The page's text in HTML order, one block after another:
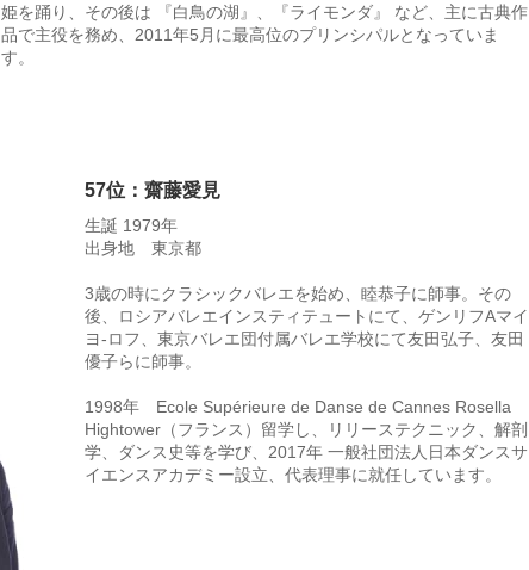
姫を踊り、その後は 『白鳥の湖』、『ライモンダ』 など、主に古典作
品で主役を務め、2011年5月に最高位のプリンシパルとなっていま
す。
57位：齋藤愛見
生誕 1979年
出身地 東京都
3歳の時にクラシックバレエを始め、睦恭子に師事。その
後、ロシアバレエインスティテュートにて、ゲンリフAマイ
ヨ-ロフ、東京バレエ団付属バレエ学校にて友田弘子、友田
優子らに師事。
1998年 Ecole Supérieure de Danse de Cannes Rosella
Hightower（フランス）留学し、リリーステクニック、解剖
学、ダンス史等を学び、2017年 一般社団法人日本ダンスサ
イエンスアカデミー設立、代表理事に就任しています。